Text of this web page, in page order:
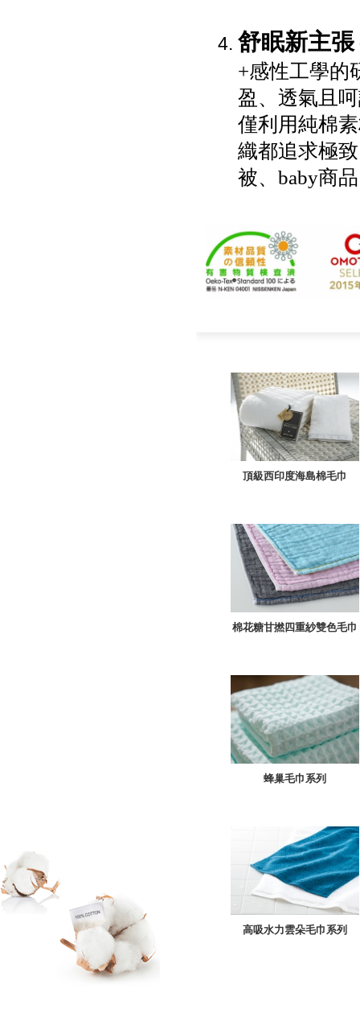
舒眠新主張
+感性工學的
盈、透氣且
僅利用純棉
織都追求極
被、baby商
頂級西印度海島棉毛巾
棉花糖甘撚四重紗雙色毛巾
蜂巢毛巾系列
高吸水力雲朵毛巾系列
NEXT